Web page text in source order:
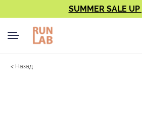
SUMMER SALE UP
< Назад